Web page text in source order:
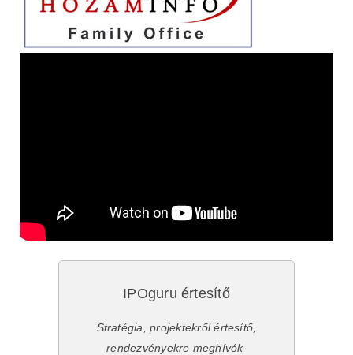
IPOguru értesítő
Stratégia, projektekről értesítő,
rendezvényekre meghívók